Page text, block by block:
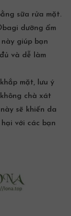
sữa rửa mặt.
dưỡng ẩm
giúp bạn
và dễ làm
mặt, lưu ý
chà xát
sẽ khiến da
với các bạn